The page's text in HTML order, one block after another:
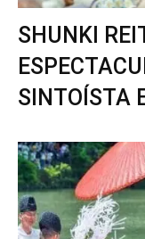
SHUNKI
SINTOÍSTA